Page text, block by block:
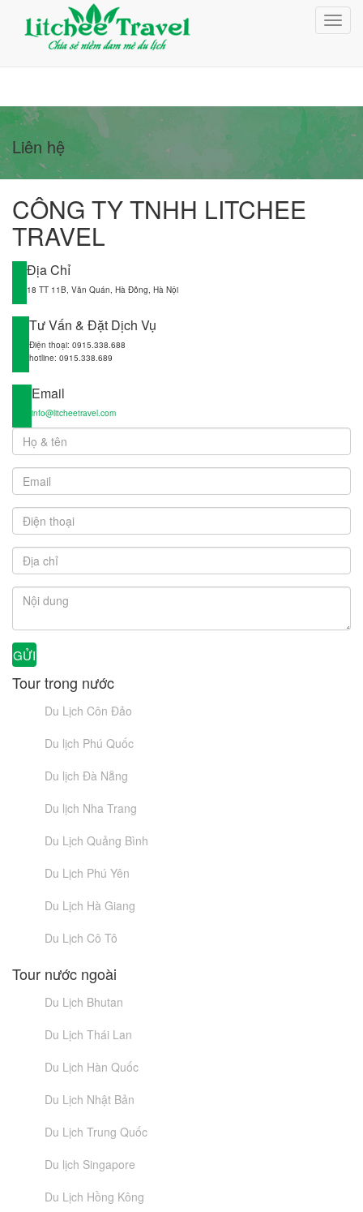
Giỏ Hàng (0)
Đăng nhập
Đăng ký
Liên hệ
CÔNG TY TNHH LITCHEE
TRAVEL
Địa Chỉ
18 TT 11B, Văn Quán, Hà Đông, Hà Nội
Tư Vấn & Đặt Dịch Vụ
Điện thoại: 0915.338.688
hotline: 0915.338.689
Email
info@litcheetravel.com
GỬI
Tour trong nước
Du Lịch Côn Đảo
Du lịch Phú Quốc
Du lịch Đà Nẵng
Du lịch Nha Trang
Du Lịch Quảng Bình
Du Lịch Phú Yên
Du Lịch Hà Giang
Du Lịch Cô Tô
Tour nước ngoài
Du Lịch Bhutan
Du Lịch Thái Lan
Du Lịch Hàn Quốc
Du Lịch Nhật Bản
Du Lịch Trung Quốc
Du lịch Singapore
Du Lịch Hồng Kông